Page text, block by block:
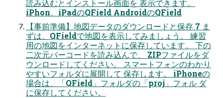
読み込むとインストール画面を 表示できます。
iPhon、iPadのQField AndroidのQField
【事前準備】地図データのダウンロードと保存 7 ま
ずは、QFieldで地図を表示してみましょう。 練習
用の地図をインターネットに保存しています。 下の
二次元バーコードを読み込んで、 ZIPファイルをダ
ウンロードしてください。 スマートフォンのわかり
やすいフォルダに展開して 保存します。 iPhoneの
場合は、「QField」フォルダの「proj」フォル ダ
に保存してください。